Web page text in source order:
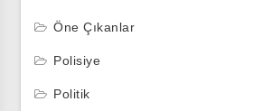
Öne Çıkanlar
Polisiye
Politik